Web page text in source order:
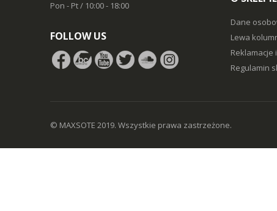
Pon - Pt / 10:00 - 18:00
FOLLOW US
Dane
Lewa
Reklamacje
Regulamin
© MAXSOTE 2019. Wszystkie prawa zastrzeżone.